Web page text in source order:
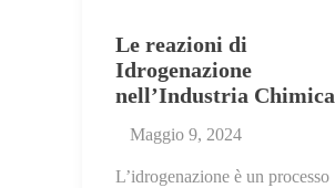
Le reazioni di
Idrogenazione
nell’Industria Chimica
Maggio 9, 2024
L’idrogenazione è un processo